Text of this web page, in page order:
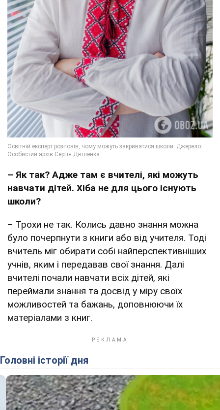
– Як так? Адже там є вчителі, які можуть
навчати дітей. Хіба не для цього існують
школи?
– Трохи не так. Колись давно знання можна
було почерпнути з книги або від учителя. Тоді
вчитель міг обирати собі найперспективніших
учнів, яким і передавав свої знання. Далі
вчителі почали навчати всіх дітей, які
переймали знання та досвід у міру своїх
можливостей та бажань, доповнюючи їх
матеріалами з книг.
Головні історії дня